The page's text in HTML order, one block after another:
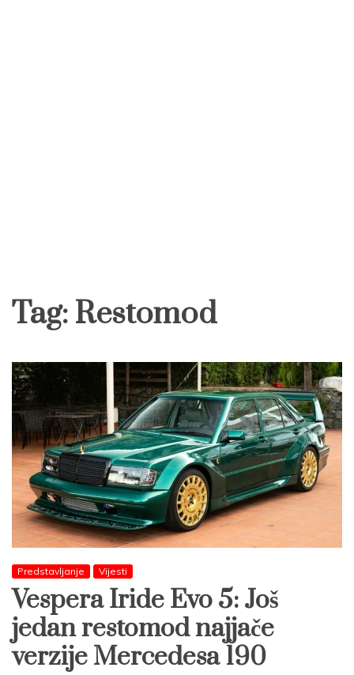
Tag: Restomod
Predstavljanje Vijesti
Vespera Iride Evo 5: Još
jedan restomod najjače
verzije Mercedesa 190